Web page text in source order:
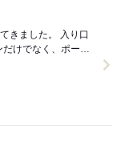
た。 入り口
けでなく、ポー